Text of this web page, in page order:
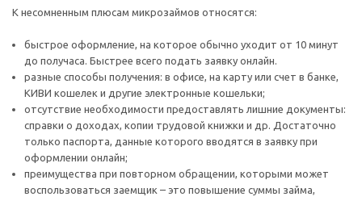
К несомненным плюсам микрозаймов относятся:
быстрое оформление, на которое обычно уходит от 10 минут
до получаса. Быстрее всего подать заявку онлайн.
разные способы получения: в офисе, на карту или счет в банке,
КИВИ кошелек и другие электронные кошельки;
отсутствие необходимости предоставлять лишние документы:
справки о доходах, копии трудовой книжки и др. Достаточно
только паспорта, данные которого вводятся в заявку при
оформлении онлайн;
преимущества при повторном обращении, которыми может
воспользоваться заемщик – это повышение суммы займа,